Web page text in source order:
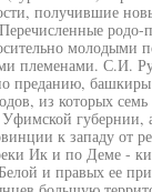
получившие
родо-
молодыми
племенами. С.И.
преданию, башкиры
из которых
губернии, а
к западу от
Ик и по Деме -
и правых ее